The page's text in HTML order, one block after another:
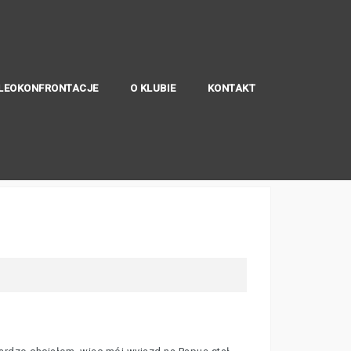
O KLUBIE KONTAKT